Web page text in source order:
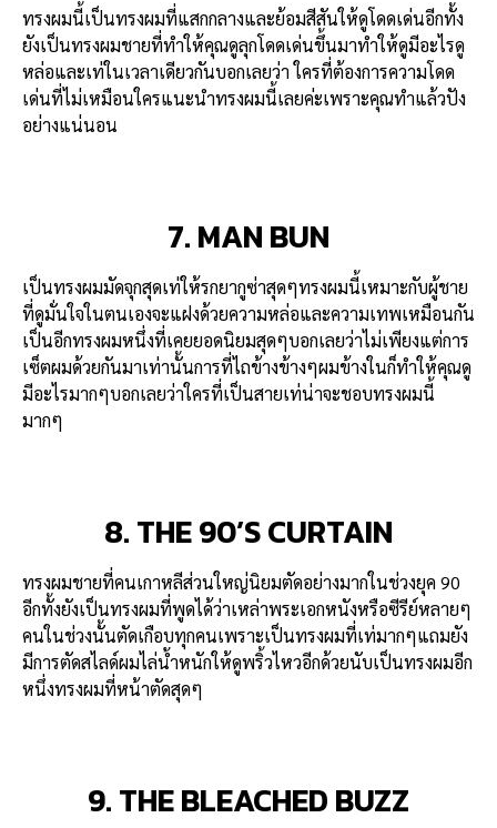
ทรงผมนี้เป็นทรงผมที่แสกกลางและย้อมสีสันให้ดูโดดเด่นอีกทั้ง
ยังเป็นทรงผมชายที่ทำให้คุณดูลุกโดดเด่นขึ้นมาทำให้ดูมีอะไรดู
หล่อและเท่ในเวลาเดียวกันบอกเลยว่า ใครที่ต้องการความโดด
เด่นที่ไม่เหมือนใครแนะนำทรงผมนี้เลยค่ะเพราะคุณทำแล้วปัง
อย่างแน่นอน
7. MAN BUN
เป็นทรงผมมัดจุกสุดเท่ให้รกยากูซ่าสุดๆทรงผมนี้เหมาะกับผู้ชาย
ที่ดูมั่นใจในตนเองจะแฝงด้วยความหล่อและความเทพเหมือนกัน
เป็นอีกทรงผมหนึ่งที่เคยยอดนิยมสุดๆบอกเลยว่าไม่เพียงแต่การ
เซ็ตผมด้วยกันมาเท่านั้นการที่ไถข้างข้างๆผมข้างในก็ทำให้คุณดู
มีอะไรมากๆบอกเลยว่าใครที่เป็นสายเท่น่าจะชอบทรงผมนี้
มากๆ
8. THE 90’S CURTAIN
ทรงผมชายที่คนเกาหลีส่วนใหญ่นิยมตัดอย่างมากในช่วงยุค 90
อีกทั้งยังเป็นทรงผมที่พูดได้ว่าเหล่าพระเอกหนังหรือซีรีย์หลายๆ
คนในช่วงนั้นตัดเกือบทุกคนเพราะเป็นทรงผมที่เท่มากๆแถมยัง
มีการตัดสไลด์ผมไล่น้ำหนักให้ดูพริ้วไหวอีกด้วยนับเป็นทรงผมอีก
หนึ่งทรงผมที่หน้าตัดสุดๆ
9. THE BLEACHED BUZZ